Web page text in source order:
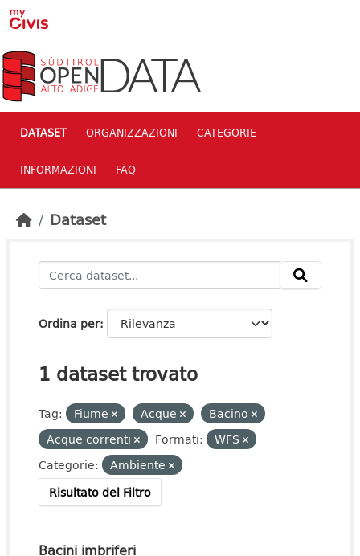
Skip to main content
DATASET ORGANIZZAZIONI CATEGORIE
INFORMAZIONI FAQ
Dataset
Ordina per
1 dataset trovato
Tag: Fiume Acque
Bacino
Acque correnti
Formati:
WFS
Categorie:
Ambiente
Risultato del Filtro
Bacini imbriferi